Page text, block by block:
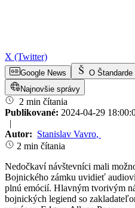
X (Twitter)
Google News O Štandarde
Najnovšie správy
2 min čítania
Publikované: 2024-04-29
|
Autor: Stanislav Vavro,
2 min čítania
Nedočkaví návštevníci mali
Bojnického zámku uvidieť
plnú emócií. Hlavným tvorivým
bojnických legiend so